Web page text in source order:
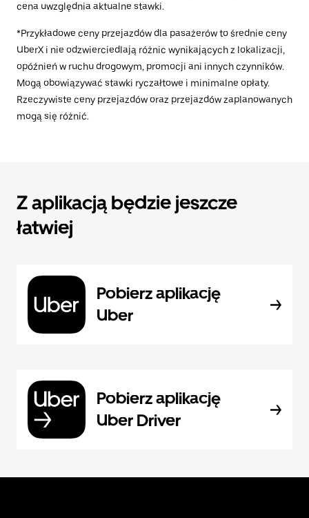
cena uwzględnia aktualne stawki.
*Przykładowe ceny przejazdów dla pasażerów to średnie ceny
UberX i nie odzwierciedlają różnic wynikających z lokalizacji,
opóźnień w ruchu drogowym, promocji ani innych czynników.
Mogą obowiązywać stawki ryczałtowe i minimalne opłaty.
Rzeczywiste ceny przejazdów oraz przejazdów zaplanowanych
mogą się różnić.
Z aplikacją będzie jeszcze
łatwiej
Pobierz aplikację
Uber
Pobierz aplikację
Uber Driver